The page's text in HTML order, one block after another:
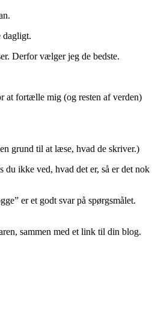
dagligt.
Derfor vælger jeg de bedste.
at fortælle mig (og resten af verden)
grund til at læse, hvad de skriver.)
du ikke ved, hvad det er, så er det nok
er et godt svar på spørgsmålet.
sammen med et link til din blog.